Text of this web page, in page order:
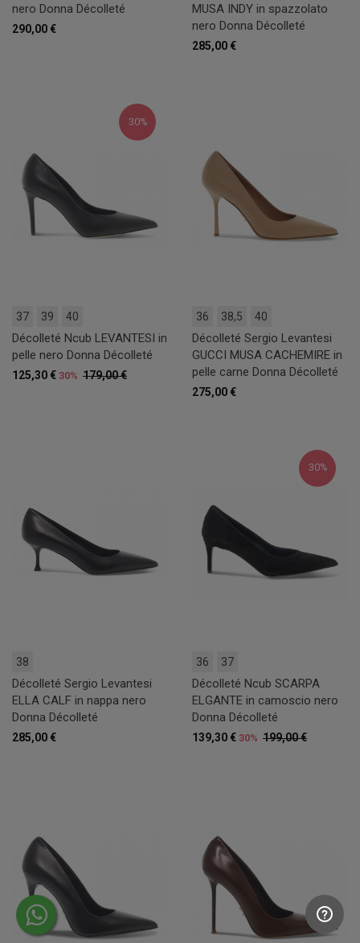
nero Donna Décolleté
290,00 €
MUSA INDY in spazzolato
nero Donna Décolleté
285,00 €
30%
37 39 40
Décolleté Ncub LEVANTESI in
pelle nero Donna Décolleté
179,00 €
125,30 € 30%
36 38,5 40
Décolleté Sergio Levantesi
GUCCI MUSA CACHEMIRE in
pelle carne Donna Décolleté
275,00 €
38
Décolleté Sergio Levantesi
ELLA CALF in nappa nero
Donna Décolleté
285,00 €
30%
36 37
Décolleté Ncub SCARPA
ELGANTE in camoscio nero
Donna Décolleté
199,00 €
139,30 € 30%